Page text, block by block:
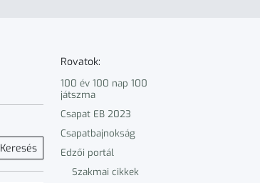
Keresés
Rovatok:
100 év 100 nap 100
játszma
Csapat EB 2023
Csapatbajnokság
Edzői portál
Szakmai cikkek